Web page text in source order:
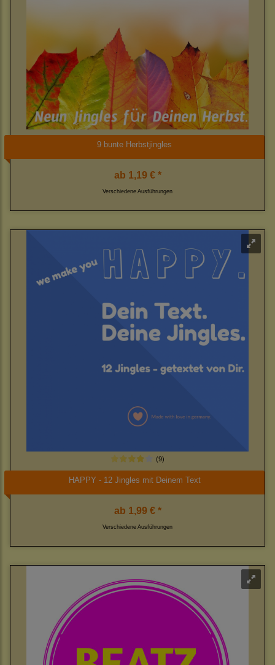
9 bunte Herbstjingles
ab 1,19 € *
Verschiedene Ausführungen
(9)
HAPPY - 12 Jingles mit Deinem Text
ab 1,99 € *
Verschiedene Ausführungen